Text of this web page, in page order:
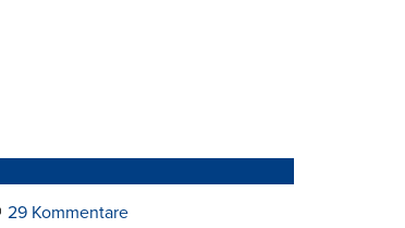
29 Kommentare